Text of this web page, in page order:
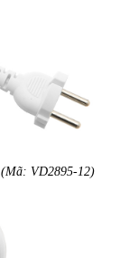
(Mã: VD2895-12)